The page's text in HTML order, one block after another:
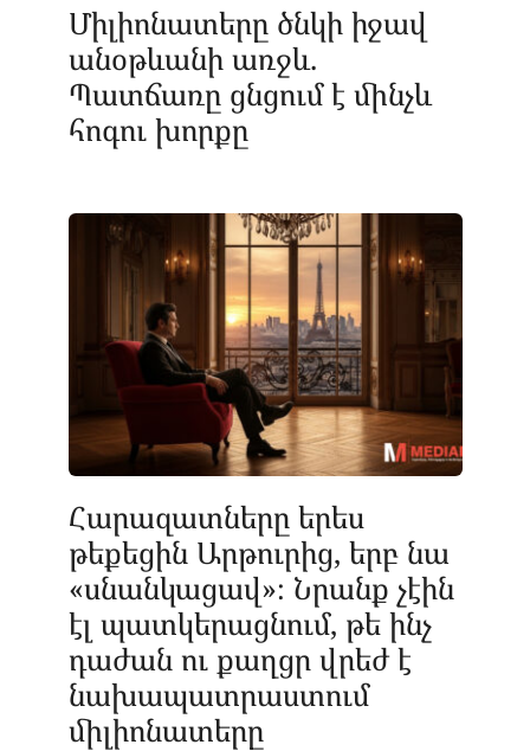
Միլիոնատերը ծնկի իջավ
անօթևանի առջև.
Պատճառը ցնցում է մինչև
հոգու խորքը
Հարազատները երես
թեքեցին Արթուրից, երբ նա
«սնանկացավ»։ Նրանք չէին
էլ պատկերացնում, թե ինչ
դաժան ու քաղցր վրեժ է
նախապատրաստում
միլիոնատերը